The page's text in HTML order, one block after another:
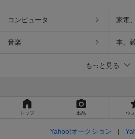
コンピュータ 家電
音楽 本、
もっと見る
トップ 出品 ウ
Yahoo!オークション